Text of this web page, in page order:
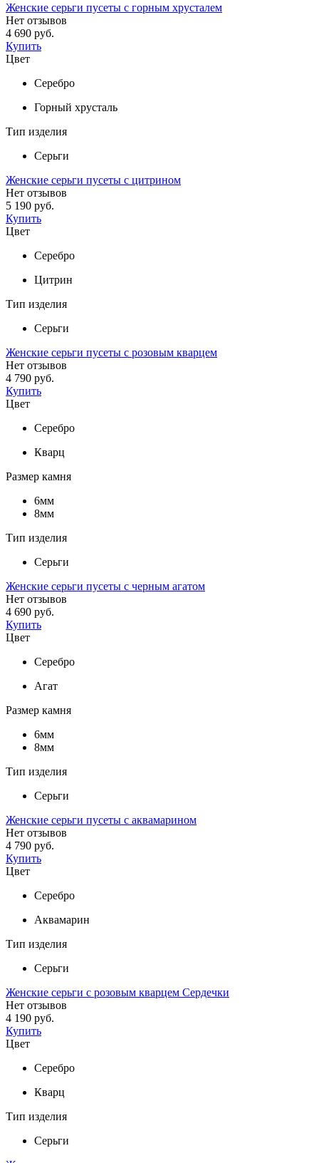
Женские серьги пусеты с горным хрусталем
Нет отзывов
4 690 руб.
Купить
Цвет
Серебро
Горный хрусталь
Тип изделия
Серьги
Женские серьги пусеты с цитрином
Нет отзывов
5 190 руб.
Купить
Цвет
Серебро
Цитрин
Тип изделия
Серьги
Женские серьги пусеты с розовым кварцем
Нет отзывов
4 790 руб.
Купить
Цвет
Серебро
Кварц
Размер камня
6мм
8мм
Тип изделия
Серьги
Женские серьги пусеты с черным агатом
Нет отзывов
4 690 руб.
Купить
Цвет
Серебро
Агат
Размер камня
6мм
8мм
Тип изделия
Серьги
Женские серьги пусеты с аквамарином
Нет отзывов
4 790 руб.
Купить
Цвет
Серебро
Аквамарин
Тип изделия
Серьги
Женские серьги с розовым кварцем Сердечки
Нет отзывов
4 190 руб.
Купить
Цвет
Серебро
Кварц
Тип изделия
Серьги